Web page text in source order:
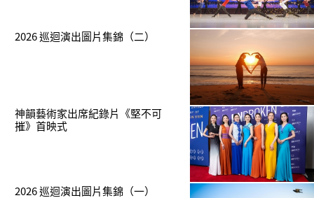
2026 巡迴演出圖片集錦（二）
神韻藝術家出席紀錄片《堅不可
摧》首映式
2026 巡迴演出圖片集錦（一）